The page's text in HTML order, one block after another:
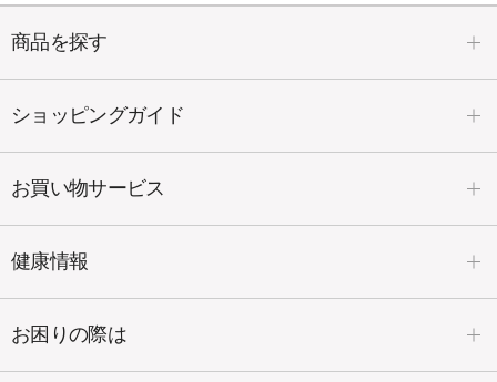
塗るグルコサミン「あゆみEX」は、内側
商品を探す
ショッピングガイド
お買い物サービス
健康情報
お困りの際は